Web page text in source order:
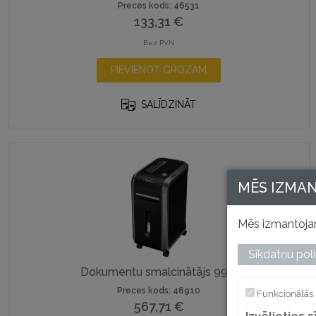
Preces kods: 46531
133,31€
Bez PVN
PIEVIENOT GROZAM
SALĪDZINĀT
Dokumentu smalcinātājs 99Ci
Preces kods: 46910
567,71 €
MĒS
Mēs
Sīkdatņu
Funkcionālās